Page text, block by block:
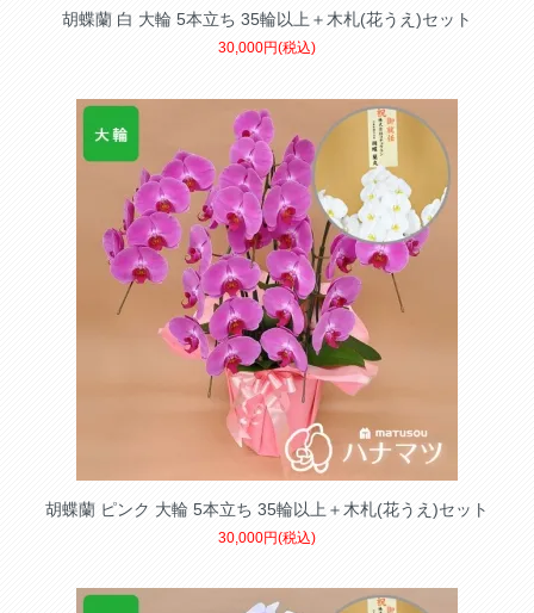
胡蝶蘭 白 大輪 5本立ち 35輪以上＋木札(花うえ)セット
30,000円(税込)
胡蝶蘭 ピンク 大輪 5本立ち 35輪以上＋木札(花うえ)セット
30,000円(税込)